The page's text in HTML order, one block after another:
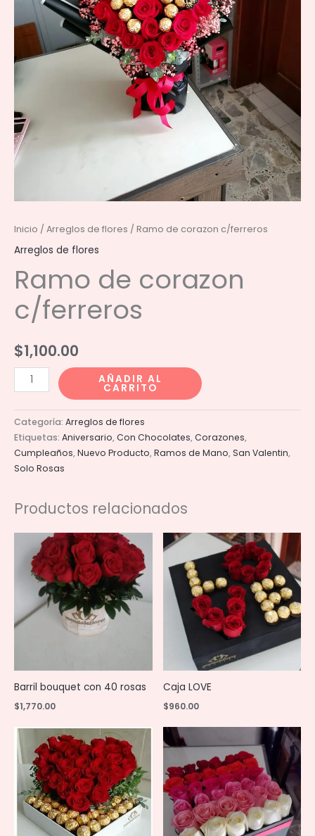
Inicio / Arreglos de flores / Ramo de corazon c/ferreros
Arreglos de flores
Ramo de corazon
c/ferreros
$1,100.00
Ramo
de
corazon
c/ferreros
cantidad
AÑADIR AL
CARRITO
Categoría: Arreglos de flores
Etiquetas: Aniversario,Con Chocolates,Corazones,
Cumpleaños,Nuevo Producto,Ramos de Mano,San Valentin,
Solo Rosas
Productos relacionados
Barril bouquet con 40 rosas
$1,770.00
Caja LOVE
$960.00